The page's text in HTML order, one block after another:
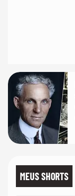
MEUS SHORTS